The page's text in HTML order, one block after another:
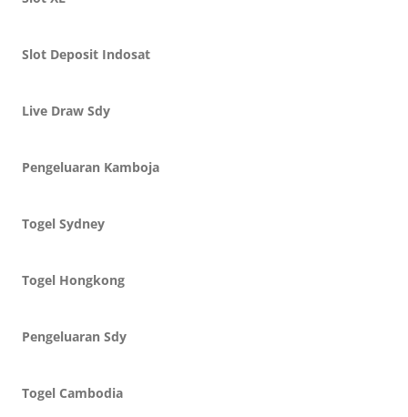
Slot Deposit Indosat
Live Draw Sdy
Pengeluaran Kamboja
Togel Sydney
Togel Hongkong
Pengeluaran Sdy
Togel Cambodia